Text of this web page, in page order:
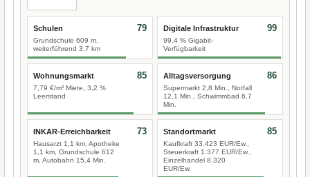
Schulen
Grundschule 609 m,
weiterführend 3,7 km
79 Digitale Infrastruktur
99,4 % Gigabit-
Verfügbarkeit
99
Wohnungsmarkt
7,79 €/m² Miete, 3,2 %
Leerstand
85 Alltagsversorgung
Supermarkt 2,8 Min., Notfall
12,1 Min., Schwimmbad 6,7
Min.
86
INKAR-Erreichbarkeit
Hausarzt 1,1 km, Apotheke
1,1 km, Grundschule 612
m, Autobahn 15,4 Min.
73 Standortmarkt
Kaufkraft 33.423 EUR/Ew.,
Steuerkraft 1.377 EUR/Ew.,
Einzelhandel 8.320
EUR/Ew.
85